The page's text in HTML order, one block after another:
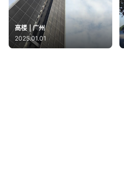
高楼 | 广州
2025.01.01